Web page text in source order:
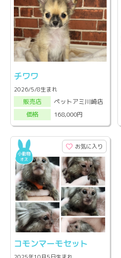
チワワ
2026/5/8生まれ
販売店
ペットアミ川崎店
価格
168,000円
お気に入り
コモンマーモセット